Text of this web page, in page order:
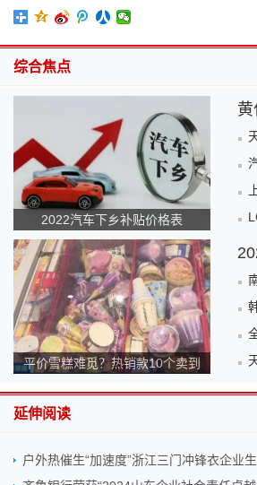
综合焦点
2022汽车下乡补贴价格表
平价雪糕难觅？热销款10个卖到
延伸阅读
户外热催生“加速度”浙江三门冲锋衣企业